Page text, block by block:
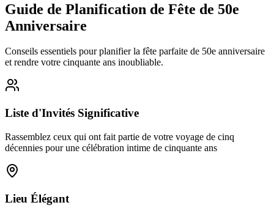
Guide de Planification de Fête de 50e
Anniversaire
Conseils essentiels pour planifier la fête parfaite de 50e anniversaire
et rendre votre cinquante ans inoubliable.
Liste d'Invités Significative
Rassemblez ceux qui ont fait partie de votre voyage de cinq
décennies pour une célébration intime de cinquante ans
Lieu Élégant